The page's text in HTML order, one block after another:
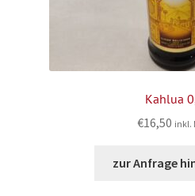
Kahlua
€16,50 inkl.
zur Anfrage